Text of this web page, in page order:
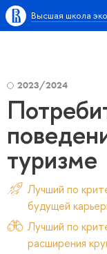
Высшая школа
2023/2024
туризме
Лучший по
будущей
Лучший по
расширения